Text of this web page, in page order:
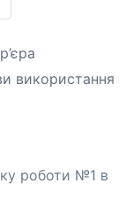
використання
роботи №1 в